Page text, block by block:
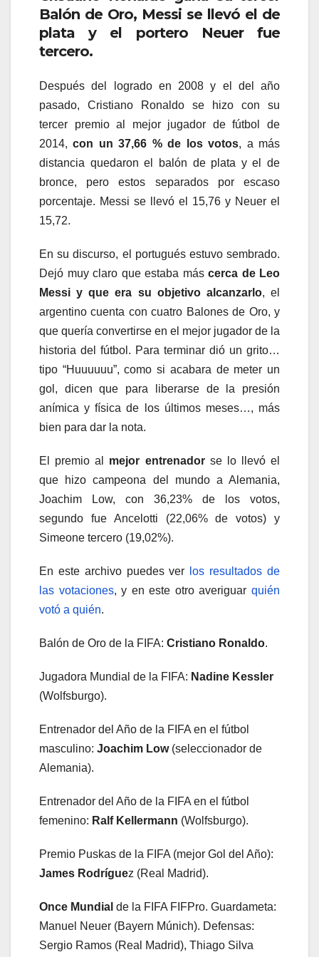
Balón de Oro, Messi se llevó el de
plata y el portero Neuer fue
tercero.
Después del logrado en 2008 y el del año
pasado, Cristiano Ronaldo se hizo con su
tercer premio al mejor jugador de fútbol de
2014,con un 37,66 % de los votos, a más
distancia quedaron el balón de plata y el de
bronce, pero estos separados por escaso
porcentaje. Messi se llevó el 15,76 y Neuer el
15,72.
En su discurso, el portugués estuvo sembrado.
Dejó muy claro que estaba más cerca de Leo
Messi y que era su objetivo alcanzarlo, el
argentino cuenta con cuatro Balones de Oro, y
que quería convertirse en el mejor jugador de la
historia del fútbol. Para terminar dió un grito…
tipo “Huuuuuu”, como si acabara de meter un
gol, dicen que para liberarse de la presión
anímica y física de los últimos meses…, más
bien para dar la nota.
El premio al mejor entrenadorse lo llevó el
que hizo campeona del mundo a Alemania,
Joachim Low, con 36,23% de los votos,
segundo fue Ancelotti (22,06% de votos) y
Simeone tercero (19,02%).
En este archivo puedes ver los resultados de
las votaciones, y en este otro averiguar quién
votó a quién.
Balón de Oro de la FIFA: Cristiano Ronaldo.
Jugadora Mundial de la FIFA: Nadine Kessler
(Wolfsburgo).
Entrenador del Año de la FIFA en el fútbol
masculino: Joachim Low(seleccionador de
Alemania).
Entrenador del Año de la FIFA en el fútbol
femenino: Ralf Kellermann (Wolfsburgo).
Premio Puskas de la FIFA (mejor Gol del Año):
James Rodríguez (Real Madrid).
Once Mundial de la FIFA FIFPro. Guardameta:
Manuel Neuer (Bayern Múnich). Defensas:
Sergio Ramos (Real Madrid), Thiago Silva